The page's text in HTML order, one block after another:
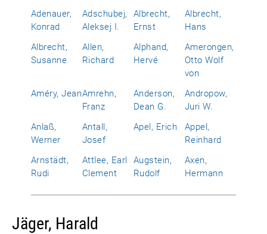
Adenauer,
Konrad
Adschubej,
Aleksej I.
Albrecht,
Ernst
Albrecht,
Hans
Albrecht,
Susanne
Allen,
Richard
Alphand,
Hervé
Amerongen,
Otto Wolf
von
Améry, JeanAmrehn,
Franz
Anderson,
Dean G.
Andropow,
Juri W.
Anlaß,
Werner
Antall,
Josef
Apel, Erich
Appel,
Reinhard
Arnstädt,
Rudi
Attlee, Earl
Clement
Augstein,
Rudolf
Axen,
Hermann
Jäger, Harald